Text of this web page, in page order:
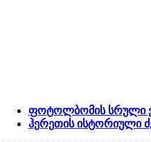
ფოტოლბომის სრული
ჰერეთის ისტორიული